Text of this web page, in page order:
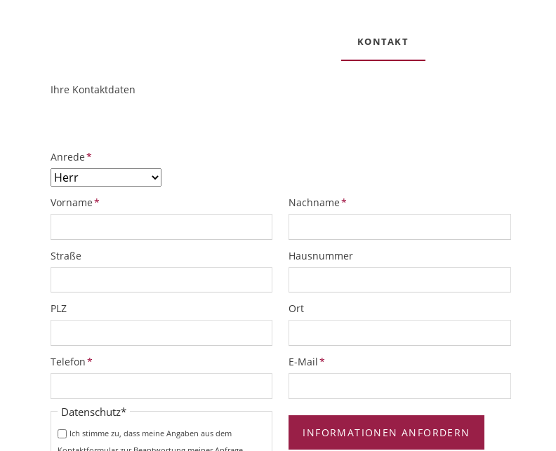
KONTAKT
ObjektPlatzhalter
URL
Ihre Kontaktdaten
Pflichtfeld
Anrede*
Pflichtfeld
Vorname* Pflichtfeld
Nachname*
Straße Hausnummer
PLZ Ort
Pflichtfeld
Telefon* Pflichtfeld
E-Mail*
Pflichtfeld
Datenschutz*
Ich stimme zu, dass meine Angaben aus dem
INFORMATIONEN ANFORDERN